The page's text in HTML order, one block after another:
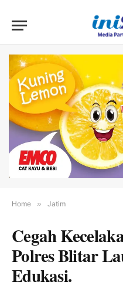
Home » Jatim
Cegah
Polres Blitar
Edukasi.